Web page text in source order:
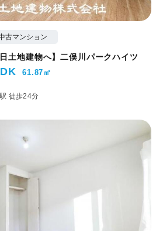
古マンション
土地建物へ】二俣川パークハイツ
61.87㎡
徒歩24分